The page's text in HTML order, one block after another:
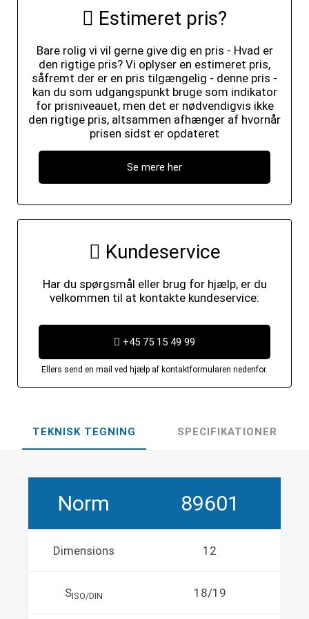
Estimeret pris?
Bare rolig vi vil gerne give dig en pris - Hvad er
den rigtige pris? Vi oplyser en estimeret pris,
såfremt der er en pris tilgængelig - denne pris -
kan du som udgangspunkt bruge som indikator
for prisniveauet, men det er nødvendigvis ikke
den rigtige pris, altsammen afhænger af hvornår
prisen sidst er opdateret
Se mere her
Kundeservice
Har du spørgsmål eller brug for hjælp, er du
velkommen til at kontakte kundeservice:
+45 75 15 49 99
Ellers send en mail ved hjælp af kontaktformularen nedenfor.
TEKNISK TEGNING SPECIFIKATIONER
Norm 89601
Dimensions 12
SISO/DIN 18/19